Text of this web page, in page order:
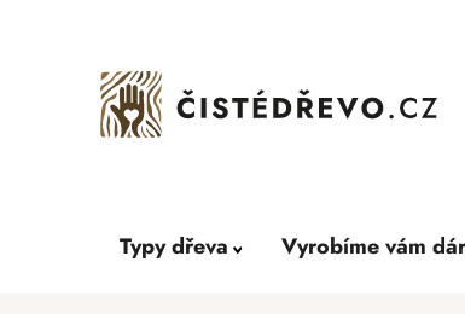
Typy dřeva Vyrobíme vám